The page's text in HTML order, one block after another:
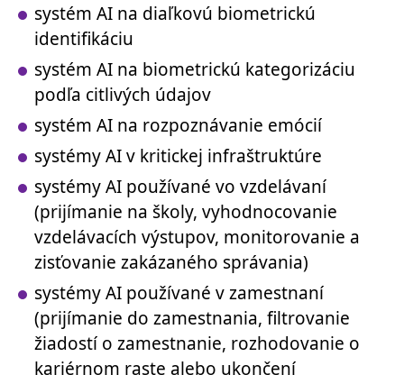
systém AI na diaľkovú biometrickú
identifikáciu
systém AI na biometrickú kategorizáciu
podľa citlivých údajov
systém AI na rozpoznávanie emócií
systémy AI v kritickej infraštruktúre
systémy AI používané vo vzdelávaní
(prijímanie na školy, vyhodnocovanie
vzdelávacích výstupov, monitorovanie a
zisťovanie zakázaného správania)
systémy AI používané v zamestnaní
(prijímanie do zamestnania, filtrovanie
žiadostí o zamestnanie, rozhodovanie o
kariérnom raste alebo ukončení